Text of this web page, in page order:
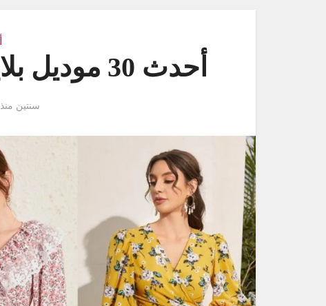
أحدث 30 موديل بلايز شي ان صيفي فخمة
سنتين منذ